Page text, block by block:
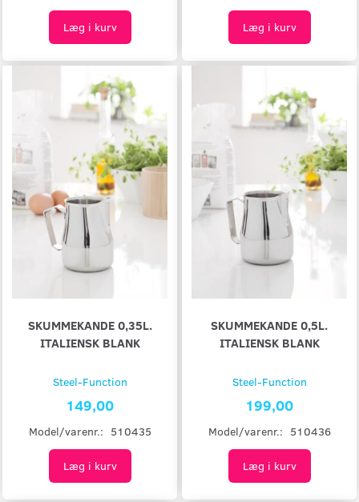
Læg i kurv Læg i kurv
SKUMMEKANDE 0,35L.
ITALIENSK BLANK
Steel-Function
149,00
Model/varenr.: 510435
Læg i kurv
SKUMMEKANDE 0,5L.
ITALIENSK BLANK
Steel-Function
199,00
Model/varenr.: 510436
Læg i kurv